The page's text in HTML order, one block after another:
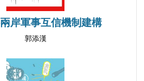
加二十世紀二十年代留學法國勤
加省港大罷工委員會工人糾察隊
人文地理分佈與考量
岸軍事互信機制建構
郭添漢